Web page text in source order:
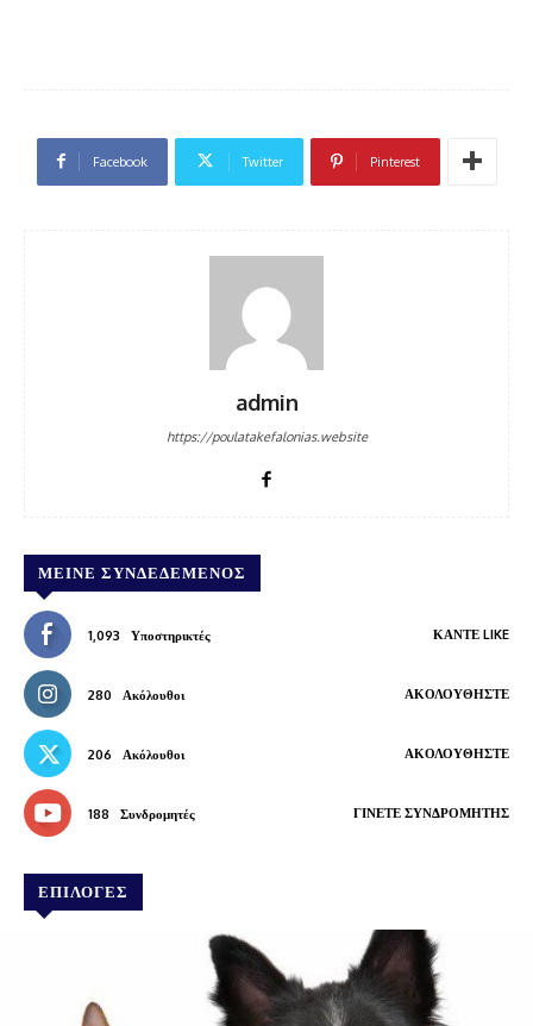
Facebook Twitter Pinterest
admin
https://poulatakefalonias.website
ΜΕΊΝΕ ΣΥΝΔΕΔΕΜΈΝΟΣ
1,093 Υποστηρικτές ΚΆΝΤΕ LIKE
280 Ακόλουθοι ΑΚΟΛΟΥΘΉΣΤΕ
206 Ακόλουθοι ΑΚΟΛΟΥΘΉΣΤΕ
188 Συνδρομητές ΓΊΝΕΤΕ ΣΥΝΔΡΟΜΗΤΉΣ
ΕΠΙΛΟΓΕΣ